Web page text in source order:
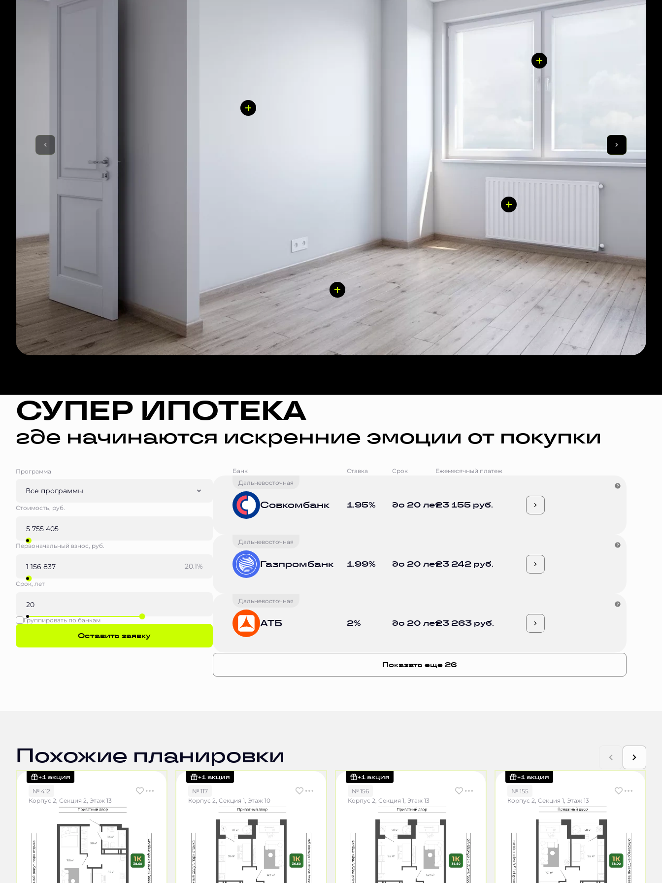
СУПЕР ИПОТЕКА
где начинаются искренние эмоции от покупки
Программа
Все программы
Стоимость, руб.
Первоначальный взнос, руб.
20.1%
Срок, лет
Группировать по банкам
Оставить заявку
Банк Ставка Срок
Ежемесячный платеж
Дальневосточная
Совкомбанк 1.95% до 20 лет23 155 руб.
Дальневосточная
Газпромбанк 1.99% до 20 лет23 242 руб.
Дальневосточная
АТБ 2% до 20 лет23 263 руб.
Показать еще 26
Похожие планировки
+1 акция
№ 412
Корпус 2, Секция 2, Этаж 13
+1 акция
№ 117
Корпус 2, Секция 1, Этаж 10
+1 акция
№ 156
Корпус 2, Секция 1, Этаж 13
+1 акция
№ 155
Корпус 2, Секция 1, Этаж 13